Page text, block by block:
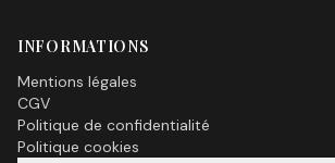
INFORMATIONS
Mentions légales
CGV
Politique de confidentialité
Politique cookies